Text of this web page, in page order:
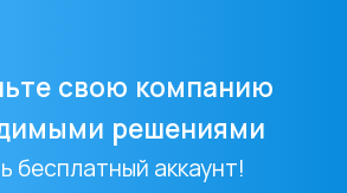
свою компанию
решениями
бесплатный аккаунт!